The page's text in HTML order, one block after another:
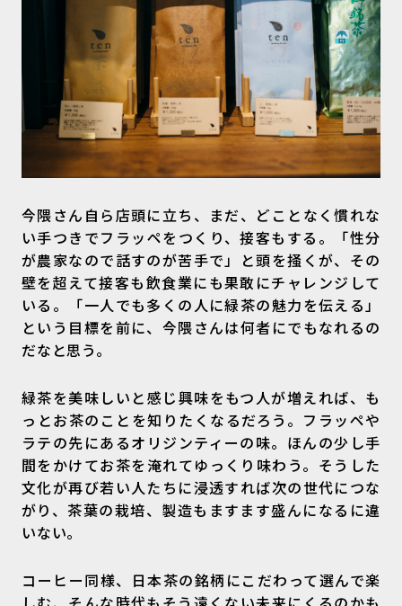
今隈さん自ら店頭に立ち、まだ、どことなく慣れな
い手つきでフラッペをつくり、接客もする。「性分
が農家なので話すのが苦手で」と頭を掻くが、その
壁を超えて接客も飲食業にも果敢にチャレンジして
いる。「一人でも多くの人に緑茶の魅力を伝える」
という目標を前に、今隈さんは何者にでもなれるの
だなと思う。
緑茶を美味しいと感じ興味をもつ人が増えれば、も
っとお茶のことを知りたくなるだろう。フラッペや
ラテの先にあるオリジンティーの味。ほんの少し手
間をかけてお茶を淹れてゆっくり味わう。そうした
文化が再び若い人たちに浸透すれば次の世代につな
がり、茶葉の栽培、製造もますます盛んになるに違
いない。
コーヒー同様、日本茶の銘柄にこだわって選んで楽